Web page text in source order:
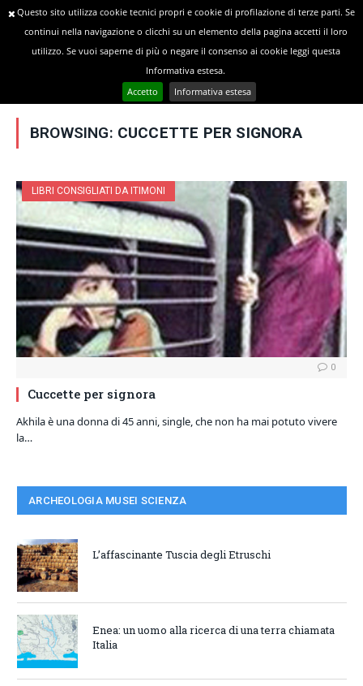
Posts Tagged "Cuccette per signora"
BROWSING: CUCCETTE PER SIGNORA
LIBRI CONSIGLIATI DA ITIMONI
0
Cuccette per signora
Akhila è una donna di 45 anni, single, che non ha mai potuto vivere
la…
ARCHEOLOGIA MUSEI SCIENZA
L’affascinante Tuscia degli Etruschi
Enea: un uomo alla ricerca di una terra chiamata
Italia
Questo sito utilizza cookie tecnici propri e cookie di profilazione di terze parti. Se
continui nella navigazione o clicchi su un elemento della pagina accetti il loro
utilizzo. Se vuoi saperne di più o negare il consenso ai cookie leggi questa
Informativa estesa.
Accetto
Informativa estesa